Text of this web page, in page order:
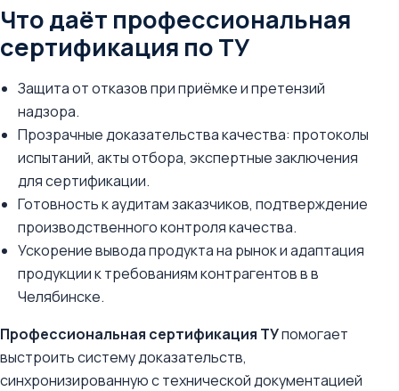
Что даёт профессиональная
сертификация по ТУ
Защита от отказов при приёмке и претензий
надзора.
Прозрачные доказательства качества: протоколы
испытаний, акты отбора, экспертные заключения
для сертификации.
Готовность к аудитам заказчиков, подтверждение
производственного контроля качества.
Ускорение вывода продукта на рынок и адаптация
продукции к требованиям контрагентов в в
Челябинске.
Профессиональная сертификация ТУпомогает
выстроить систему доказательств,
синхронизированную с технической документацией